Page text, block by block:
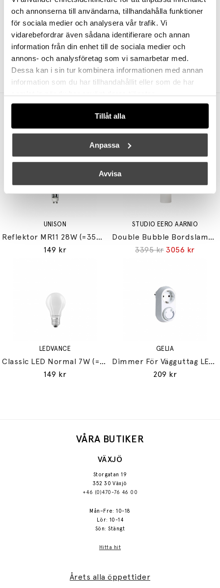
och annonserna till användarna, tillhandahålla funktioner
för sociala medier och analysera vår trafik. Vi
vidarebefordrar även sådana identifierare och annan
information från din enhet till de sociala medier och
annons- och analysföretag som vi samarbetar med.
Dessa kan i sin tur kombinera informationen med annan
information som du har tillhandahållit eller som de har
samlat in när du har använt deras tjänster.
Tillåt alla
Anpassa
Avvisa
DESIGN FOR THE PEOPLE
Strap 27 Pendel Opalglas
2099 kr 1679 kr
DESIGN FOR THE PEOPLE
Stay Golvlampa Svart
3499 kr 2799 kr
Andra köpte även
UNISON
Reflektor MR11 28W (=35W) GU10
149 kr
STUDIO EERO AARNIO
Double Bubble Bordslampa Small
3395 kr 3056 kr
LEDVANCE
Classic LED Normal 7W (=60W) E27
149 kr
GELIA
Dimmer För Vägguttag LED 3-24W Glödljus 30-200W
209 kr
VÅRA BUTIKER
VÄXJÖ
Storgatan 19
352 30 Växjö
+46 (0)470-76 46 00
Mån–Fre: 10-18
Lör: 10-14
Sön: Stängt
Hitta hit
Årets alla öppettider